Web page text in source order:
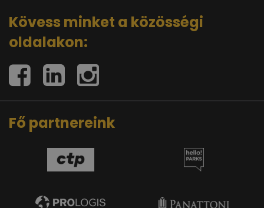
Kövess minket a közösségi
oldalakon:
Fő partnereink